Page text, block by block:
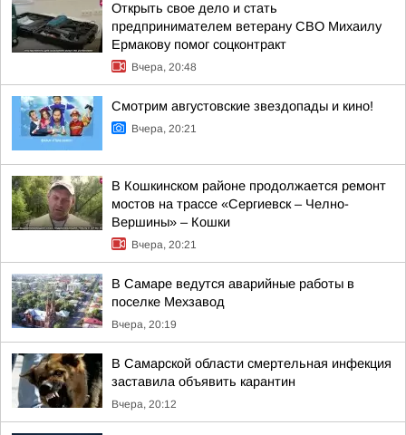
Открыть свое дело и стать
предпринимателем ветерану СВО Михаилу
Ермакову помог соцконтракт
Вчера, 20:48
Смотрим августовские звездопады и кино!
Вчера, 20:21
В Кошкинском районе продолжается ремонт
мостов на трассе «Сергиевск – Челно-
Вершины» – Кошки
Вчера, 20:21
В Самаре ведутся аварийные работы в
поселке Мехзавод
Вчера, 20:19
В Самарской области смертельная инфекция
заставила объявить карантин
Вчера, 20:12